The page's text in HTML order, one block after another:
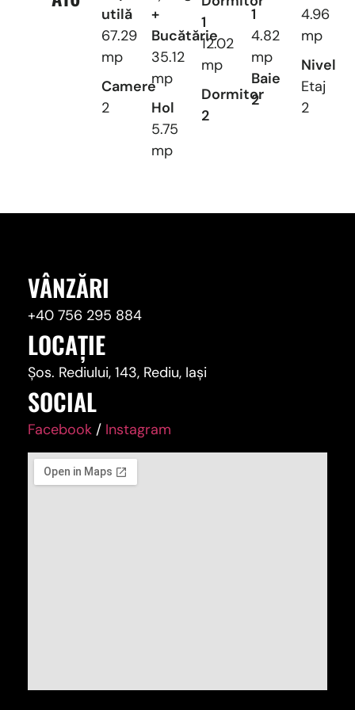
utilă
67.29
mp
Camere
2
+
Bucătărie
35.12
mp
Hol
5.75
mp
1
12.02
mp
Dormitor
2
1
4.82
mp
Baie
2
4.96
mp
Nivel
Etaj
2
VÂNZĂRI
+40 756 295 884
LOCAȚIE
Șos. Rediului, 143, Rediu, Iași
SOCIAL
Facebook / Instagram